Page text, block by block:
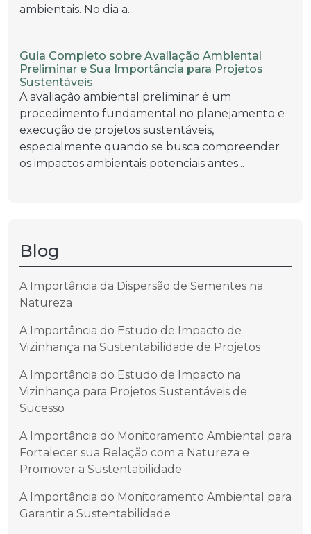
ambientais. No dia a...
Guia Completo sobre Avaliação Ambiental
Preliminar e Sua Importância para Projetos
Sustentáveis
A avaliação ambiental preliminar é um
procedimento fundamental no planejamento e
execução de projetos sustentáveis,
especialmente quando se busca compreender
os impactos ambientais potenciais antes...
Blog
A Importância da Dispersão de Sementes na
Natureza
A Importância do Estudo de Impacto de
Vizinhança na Sustentabilidade de Projetos
A Importância do Estudo de Impacto na
Vizinhança para Projetos Sustentáveis de
Sucesso
A Importância do Monitoramento Ambiental para
Fortalecer sua Relação com a Natureza e
Promover a Sustentabilidade
A Importância do Monitoramento Ambiental para
Garantir a Sustentabilidade